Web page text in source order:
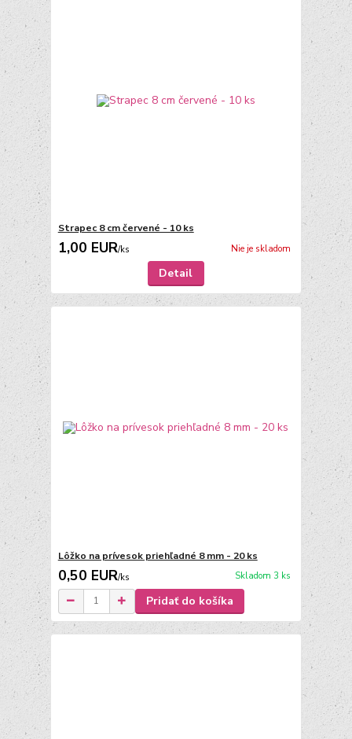
Strapec 8 cm červené - 10 ks
1,00 EUR/ks Nie je skladom
Detail
Lôžko na prívesok priehľadné 8 mm - 20 ks
0,50 EUR/ks Skladom 3 ks
Pridať do košíka